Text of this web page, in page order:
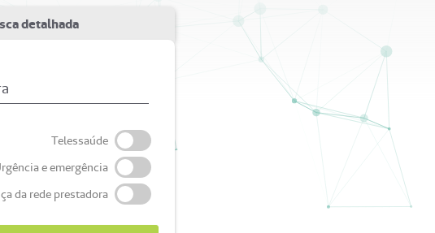
detalhada
Telessaúde
e emergência
da rede prestadora